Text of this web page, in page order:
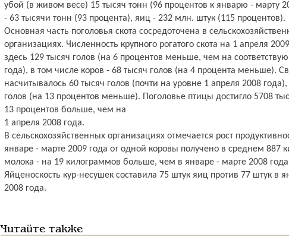
убой (в живом весе) 15 тысяч тонн (96 процентов к январю - марту
- 63 тысячи тонн (93 процента), яиц - 232 млн. штук (115 процентов).
Основная часть поголовья скота сосредоточена в
организациях. Численность крупного рогатого скота на 1 апреля
здесь 129 тысяч голов (на 6 процентов меньше, чем на
года), в том числе коров - 68 тысяч голов (на 4 процента меньше).
насчитывалось 60 тысяч голов (почти на уровне 1 апреля 2008
голов (на 13 процентов меньше). Поголовье птицы достигло 5708
13 процентов больше, чем на
1 апреля 2008 года.
В сельскохозяйственных организациях отмечается рост
январе - марте 2009 года от одной коровы получено в среднем 887
молока - на 19 килограммов больше, чем в январе - марте 2008
Яйценоскость кур-несушек составила 75 штук яиц против 77 штук в
2008 года.
Читайте также